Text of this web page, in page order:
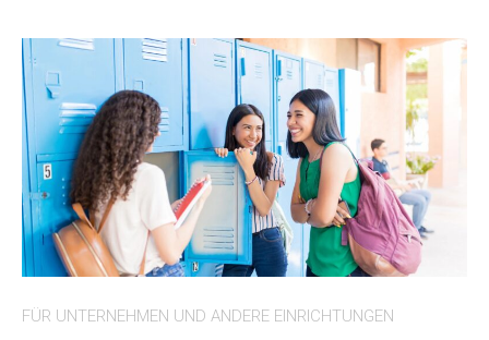
FÜR UNTERNEHMEN UND ANDERE EINRICHTUNGEN